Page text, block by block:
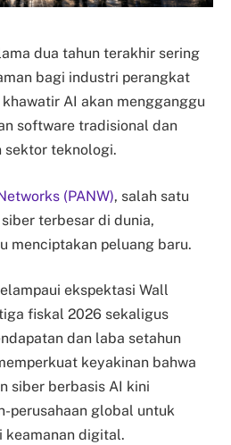
dua tahun terakhir sering
bagi industri perangkat
AI akan mengganggu
software tradisional dan
sektor teknologi.
(PANW), salah satu
terbesar di dunia,
menciptakan peluang baru.
ekspektasi Wall
fiskal 2026 sekaligus
dan laba setahun
keyakinan bahwa
siber berbasis AI kini
perusahaan global untuk
keamanan digital.